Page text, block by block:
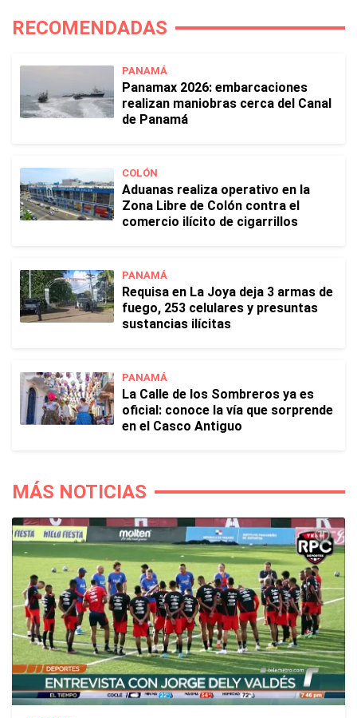
RECOMENDADAS
PANAMÁ
Panamax 2026: embarcaciones
realizan maniobras cerca del Canal
de Panamá
COLÓN
Aduanas realiza operativo en la
Zona Libre de Colón contra el
comercio ilícito de cigarrillos
PANAMÁ
Requisa en La Joya deja 3 armas de
fuego, 253 celulares y presuntas
sustancias ilícitas
PANAMÁ
La Calle de los Sombreros ya es
oficial: conoce la vía que sorprende
en el Casco Antiguo
MÁS NOTICIAS